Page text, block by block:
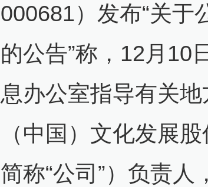
000681）发布“关于
的公告”称，12月10
息办公室指导有关
（中国）文化发展
简称“公司”）负责人